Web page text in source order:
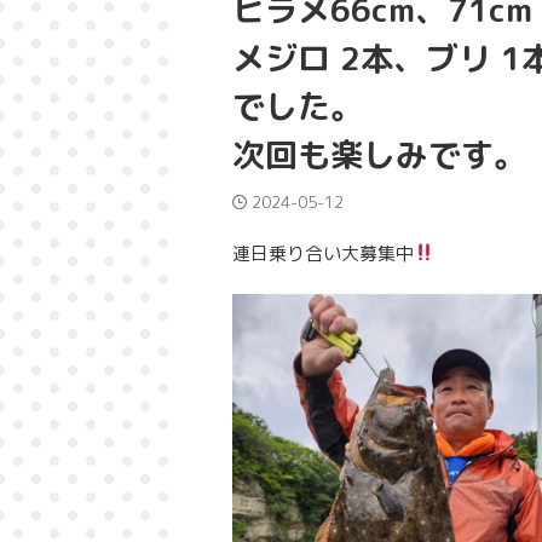
ヒラメ66cm、71cm
メジロ 2本、ブリ 1
でした。
次回も楽しみです。
2024-05-12
連日乗り合い大募集中